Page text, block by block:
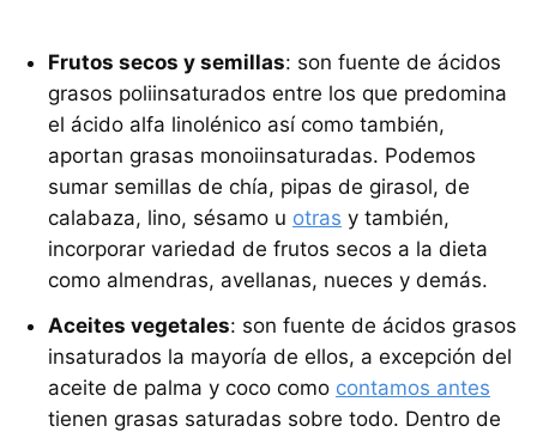
Frutos secos y semillas: son fuente de ácidos
grasos poliinsaturados entre los que predomina
el ácido alfa linolénico así como también,
aportan grasas monoiinsaturadas. Podemos
sumar semillas de chía, pipas de girasol, de
calabaza, lino, sésamo u otras y también,
incorporar variedad de frutos secos a la dieta
como almendras, avellanas, nueces y demás.
Aceites vegetales: son fuente de ácidos grasos
insaturados la mayoría de ellos, a excepción del
aceite de palma y coco como contamos antes
tienen grasas saturadas sobre todo. Dentro de